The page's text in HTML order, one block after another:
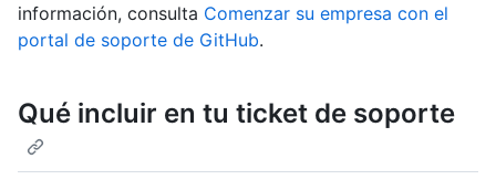
información, consulta Comenzar su empresa con el
portal de soporte de GitHub.
Qué incluir en tu ticket de soporte